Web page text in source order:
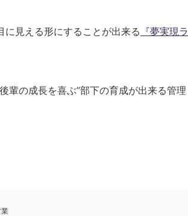
見える形にすることが出来る 『夢実現ラ
輩の成長を喜ぶ”部下の育成が出来る管理